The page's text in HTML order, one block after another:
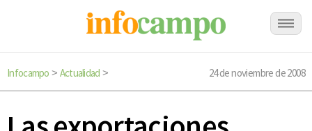
Infocampo > Actualidad > 24 de noviembre de 2008